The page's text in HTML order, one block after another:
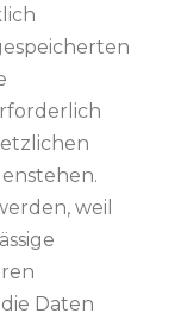
weil
Daten